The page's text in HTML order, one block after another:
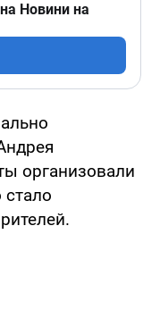
Новини на
организовали
стало